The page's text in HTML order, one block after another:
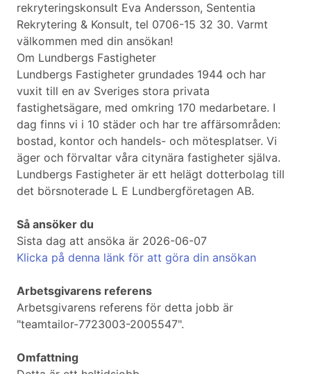
rekryteringskonsult Eva Andersson, Sententia
Rekrytering & Konsult, tel 0706-15 32 30. Varmt
välkommen med din ansökan!
Om Lundbergs Fastigheter
Lundbergs Fastigheter grundades 1944 och har
vuxit till en av Sveriges stora privata
fastighetsägare, med omkring 170 medarbetare. I
dag finns vi i 10 städer och har tre affärsområden:
bostad, kontor och handels- och mötesplatser. Vi
äger och förvaltar våra citynära fastigheter själva.
Lundbergs Fastigheter är ett helägt dotterbolag till
det börsnoterade L E Lundbergföretagen AB.
Så ansöker du
Sista dag att ansöka är 2026-06-07
Klicka på denna länk för att göra din ansökan
Arbetsgivarens referens
Arbetsgivarens referens för detta jobb är
"teamtailor-7723003-2005547".
Omfattning